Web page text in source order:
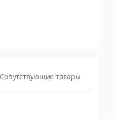
Сопутствующие товары